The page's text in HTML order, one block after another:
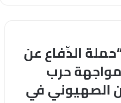
الدِّفاع عن
حرب
الصهيوني في